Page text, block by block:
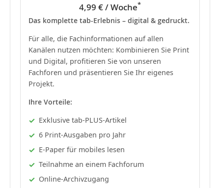
4,99 € / Woche*
Das komplette tab-Erlebnis – digital & gedruckt.
Für alle, die Fachinformationen auf allen
Kanälen nutzen möchten: Kombinieren Sie Print
und Digital, profitieren Sie von unseren
Fachforen und präsentieren Sie Ihr eigenes
Projekt.
Ihre Vorteile:
Exklusive tab-PLUS-Artikel
6 Print-Ausgaben pro Jahr
E-Paper für mobiles lesen
Teilnahme an einem Fachforum
Online-Archivzugang